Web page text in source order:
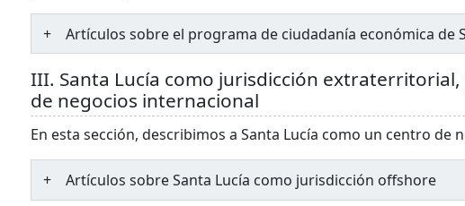
Artículos sobre el programa de ciudadanía económica de
III. Santa Lucía como jurisdicción
de negocios internacional
En esta sección, describimos a Santa Lucía como un centro
Artículos sobre Santa Lucía como jurisdicción offshore